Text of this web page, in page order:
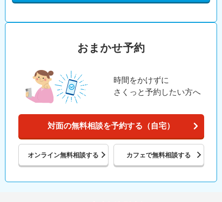
おまかせ予約
時間をかけずに
さくっと予約したい方へ
対面の無料相談を予約する（自宅）
オンライン無料相談する カフェで無料相談する